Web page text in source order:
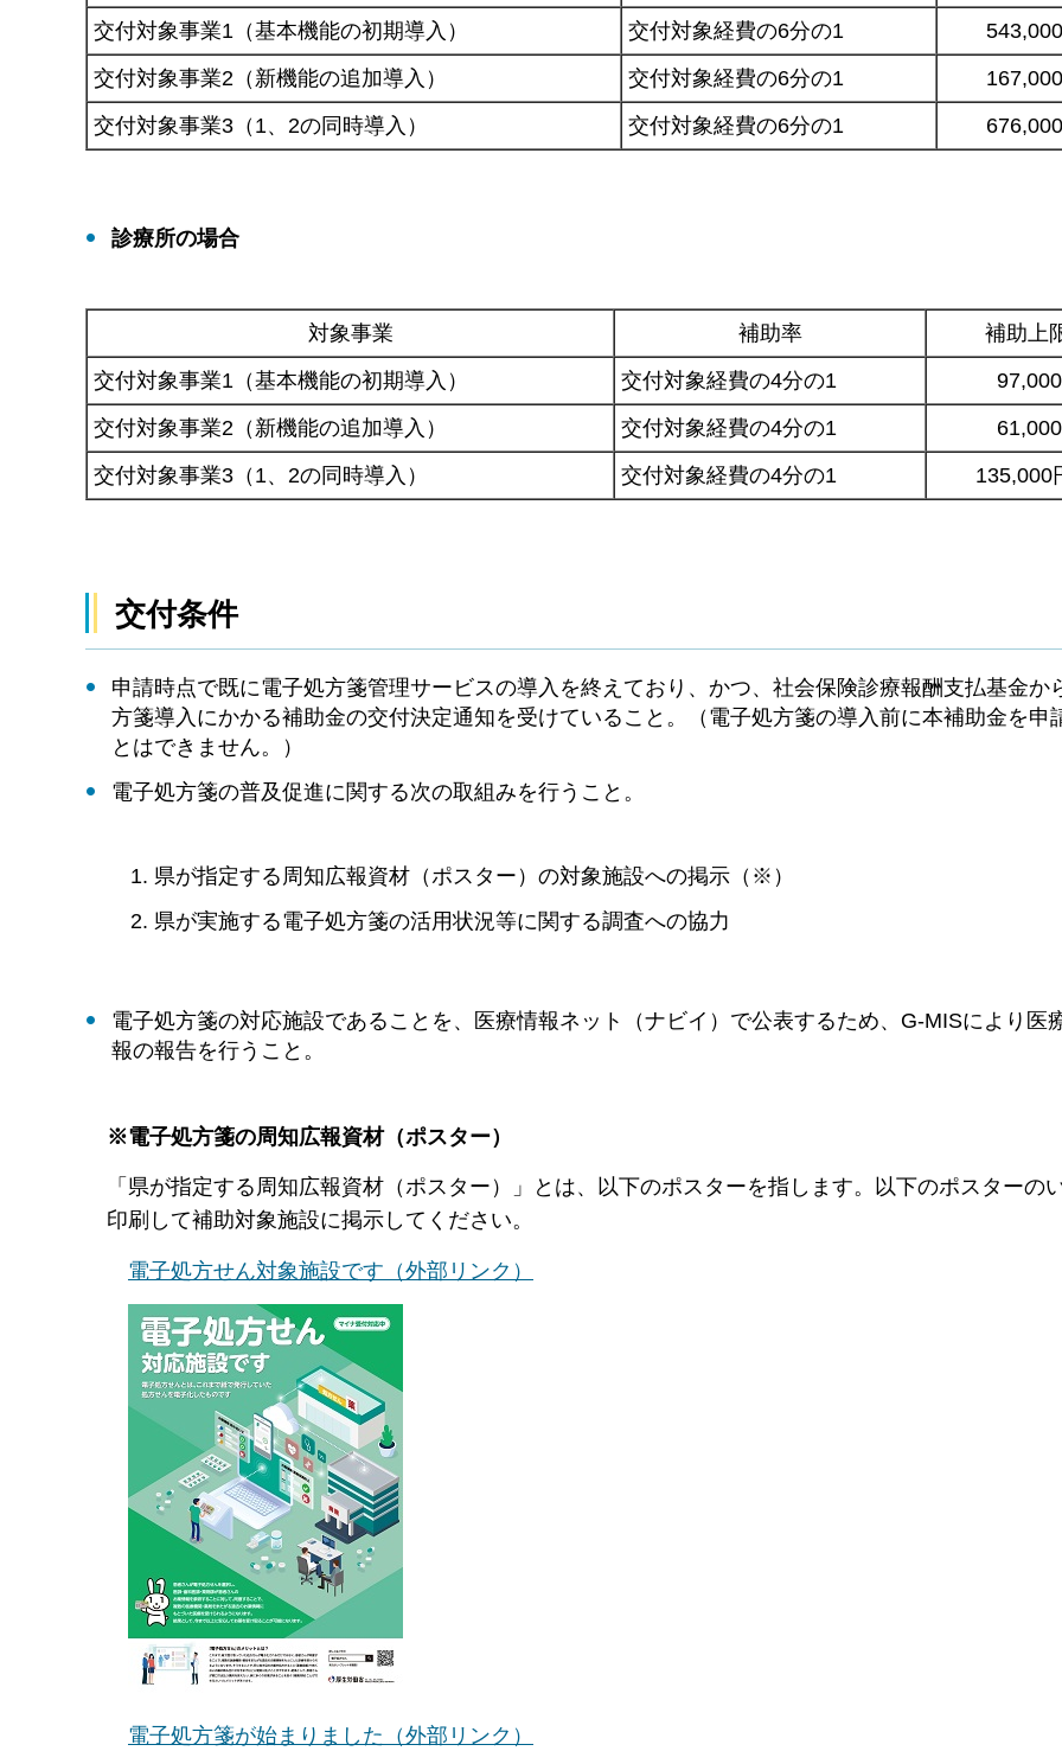
交付対象事業1（基本機能の初期導入）
交付対象経費の6分の1
交付対象事業2（新機能の追加導入）
交付対象経費の6分の1
交付対象事業3（1、2の同時導入）
交付対象経費の6分の1
診療所の場合
対象事業 補助率
補助上
交付対象事業1（基本機能の初期導入）
交付対象経費の4分の1
交付対象事業2（新機能の追加導入）
交付対象経費の4分の1
交付対象事業3（1、2の同時導入）
交付対象経費の4分の1 135,000
交付条件
申請時点で既に電子処方箋管理サービスの導入を終えており、かつ、社会保険診療報酬支払基金か
方箋導入にかかる補助金の交付決定通知を受けていること。（電子処方箋の導入前に本補助金を申
とはできません。）
電子処方箋の普及促進に関する次の取組みを行うこと。
県が指定する周知広報資材（ポスター）の対象施設への掲示（※）
県が実施する電子処方箋の活用状況等に関する調査への協力
電子処方箋の対応施設であることを、医療情報ネット（ナビイ）で公表するため、G-MISにより医
報の報告を行うこと。
※電子処方箋の周知広報資材（ポスター）
「県が指定する周知広報資材（ポスター）」とは、以下のポスターを指します。以下のポスターの
印刷して補助対象施設に掲示してください。
電子処方せん対象施設です（外部リンク）
電子処方箋が始まりました（外部リンク）